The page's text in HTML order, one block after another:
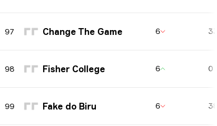
97 Change The Game 6
98 Fisher College 6 0
99 Fake do Biru 6